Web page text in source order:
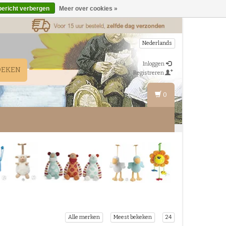
Nederlands
Inloggen
Registreren
0
Alle merken Meest bekeken 24
verbergen Meer over cookies »